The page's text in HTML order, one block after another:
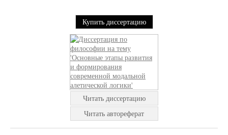
Купить диссертацию
Читать диссертацию
Читать автореферат